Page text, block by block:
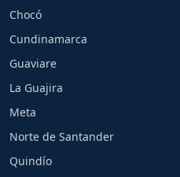
Chocó
Cundinamarca
Guaviare
La Guajira
Meta
Norte de Santander
Quindío